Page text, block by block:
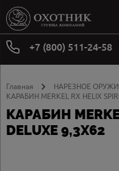
+7 (800) 511-24-58
Главная НАРЕЗНОЕ
КАРАБИН MERKEL RX HELIX
КАРАБИН
DELUXE 9,3X62